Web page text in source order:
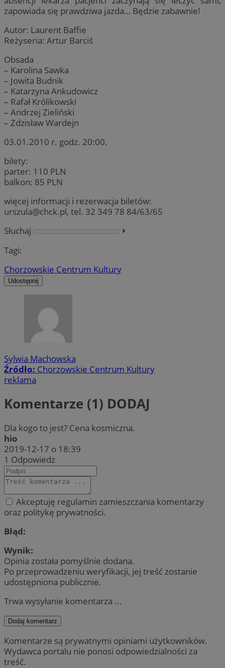
zapowiada się prawdziwa jazda… Będzie zabawnie!
Autor: Laurent Baffie
Reżyseria: Artur Barciś
Obsada
– Karolina Sawka
– Jowita Budnik
– Katarzyna Ankudowicz
– Rafał Królikowski
– Andrzej Zieliński
– Zdzisław Wardejn
03.01.2010 r. godz. 20:00.
bilety:
parter: 110 PLN
balkon: 85 PLN
więcej informacji i rezerwacja biletów:
urszula@chck.pl, tel. 32 349 78 84/63/65
Słuchaj
⏵︎
Tagi:
Chorzowskie Centrum Kultury
Udostępnij
Sylwia Machowska
Źródło: Chorzowskie Centrum Kultury
reklama
Komentarze (1) DODAJ
Dla kogo to jest? Cena kosmiczna.
hio
2019-12-17 o 18:39
1 Odpowiedz
Akceptuję regulamin zamieszczania komentarzy
oraz politykę prywatności.
Błąd:
Wynik:
Opinia została pomyślnie dodana.
Po przeprowadzeniu weryfikacji, jej treść zostanie
udostępniona publicznie.
Trwa wysyłanie komentarza ...
Dodaj komentarz
Komentarze są prywatnymi opiniami użytkowników.
Wydawca portalu nie ponosi odpowiedzialności za
treść.